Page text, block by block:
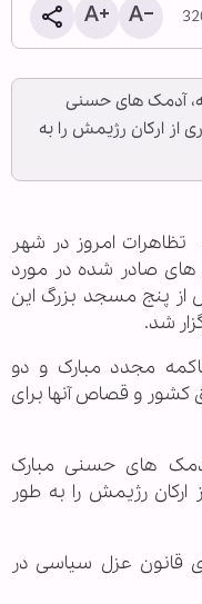
آدمک های حسنی
از ارکان رژیمش را به
تظاهرات امروز در شهر
صادر شده در مورد
از پنج مسجد بزرگ این
شد.
مجدد مبارک و دو
کشور و قصاص آنها برای
های حسنی مبارک
ارکان رژیمش را به طور
قانون عزل سیاسی در